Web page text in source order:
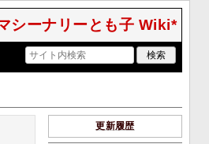
シーナリーとも子 Wiki*
更新履歴